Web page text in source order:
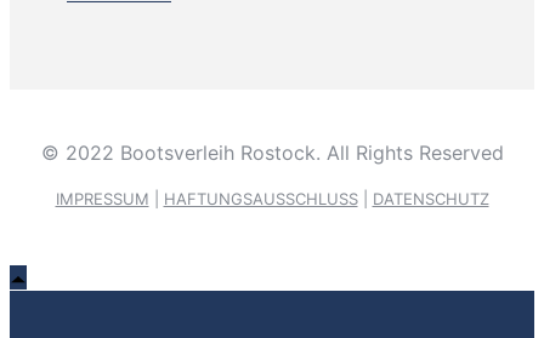
© 2022 Bootsverleih Rostock. All Rights Reserved
IMPRESSUM HAFTUNGSAUSSCHLUSS| DATENSCHUTZ